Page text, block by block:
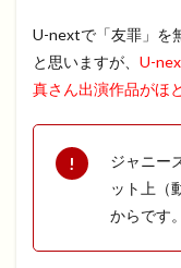
U-nextで「友罪」を
と思いますが、 U-
真さん出演作品がほ
ジャニー
ット上（
からです。